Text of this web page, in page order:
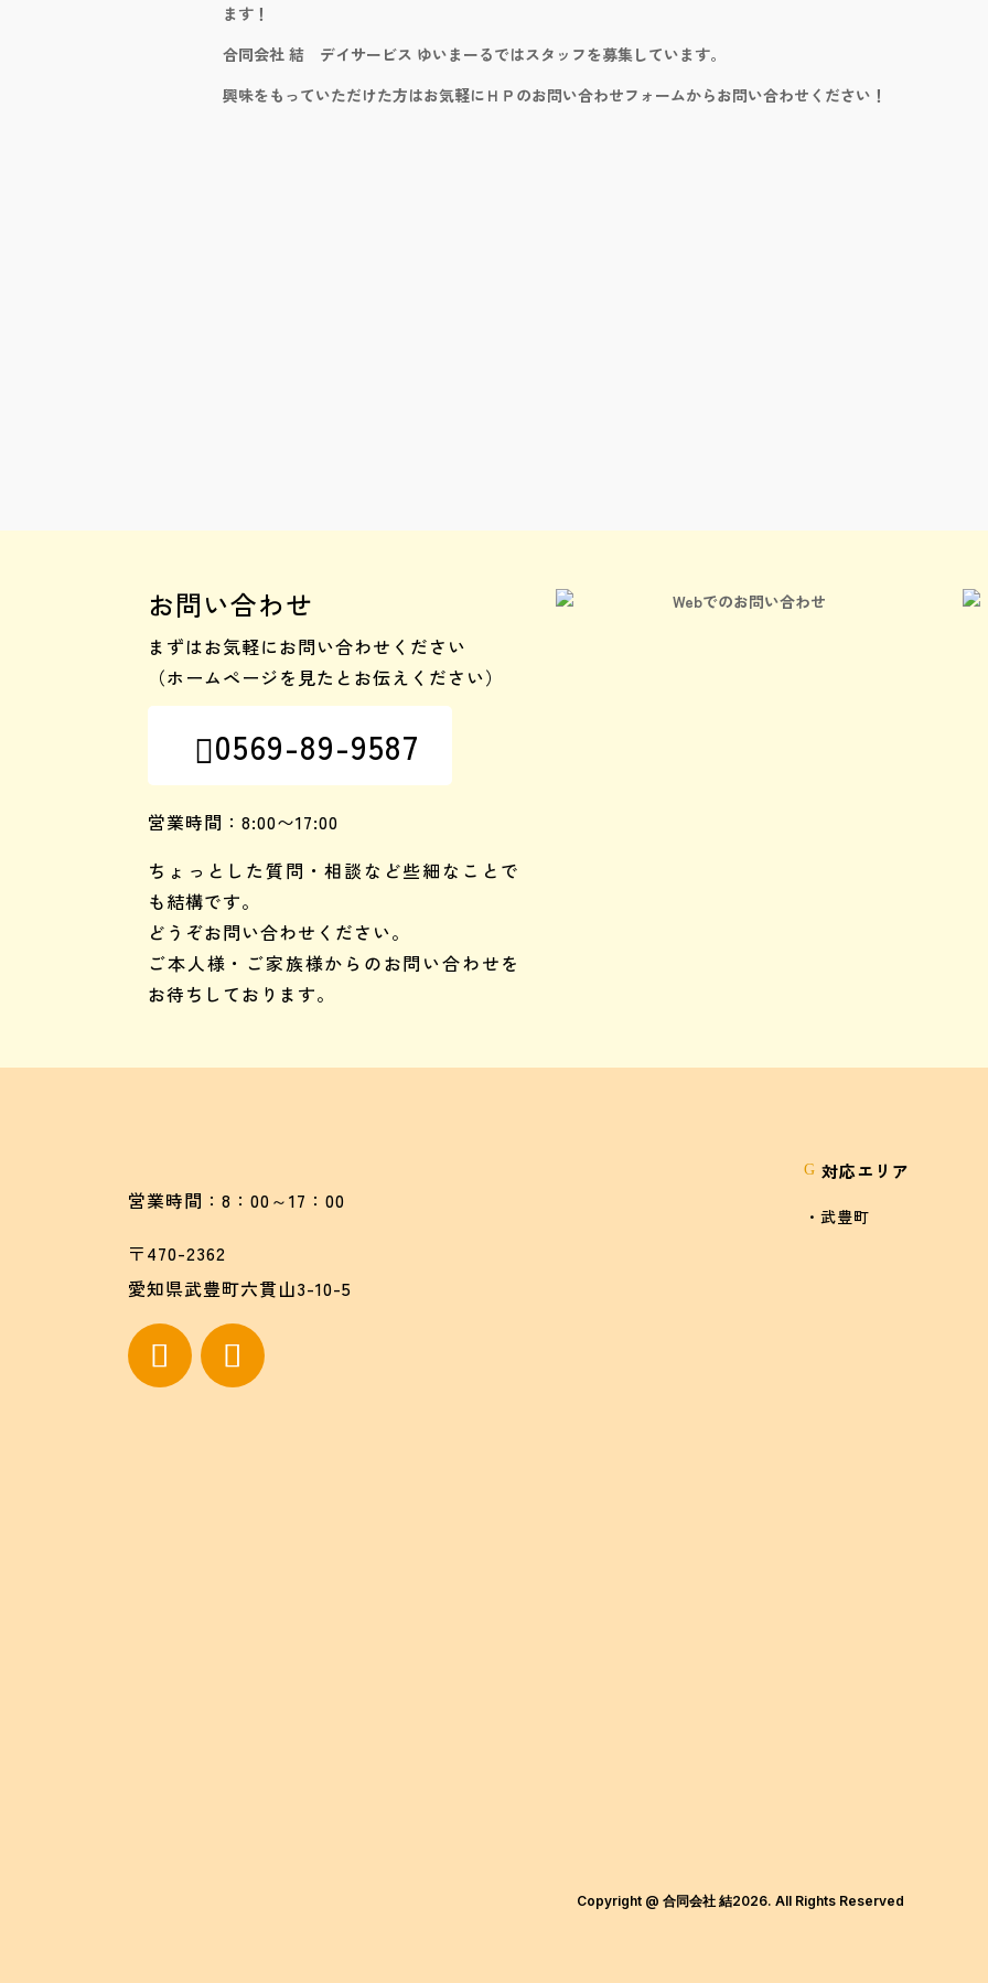
ます！
合同会社 結 デイサービス ゆいまーるではスタッフを募集しています。
興味をもっていただけた方はお気軽にＨＰのお問い合わせフォームからお問い合わせください！
お問い合わせ
まずはお気軽にお問い合わせください
（ホームページを見たとお伝えください）
0569-89-9587
営業時間：8:00〜17:00
ちょっとした質問・相談など些細なことで
も結構です。
どうぞお問い合わせください。
ご本人様・ご家族様からのお問い合わせを
お待ちしております。
営業時間：8：00～17：00
〒470-2362
愛知県武豊町六貫山3-10-5
G 対応エリア
・武豊町
Copyright @ 合同会社 結2026. All Rights Reserved